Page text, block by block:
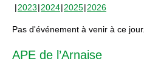
2023 2024 2025 2026
Pas d'événement à venir à ce jour.
APE de l’Arnaise